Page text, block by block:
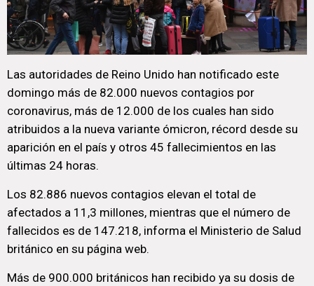
Las autoridades de Reino Unido han notificado este
domingo más de 82.000 nuevos contagios por
coronavirus, más de 12.000 de los cuales han sido
atribuidos a la nueva variante ómicron, récord desde su
aparición en el país y otros 45 fallecimientos en las
últimas 24 horas.
Los 82.886 nuevos contagios elevan el total de
afectados a 11,3 millones, mientras que el número de
fallecidos es de 147.218, informa el Ministerio de Salud
británico en su página web.
Más de 900.000 británicos han recibido ya su dosis de